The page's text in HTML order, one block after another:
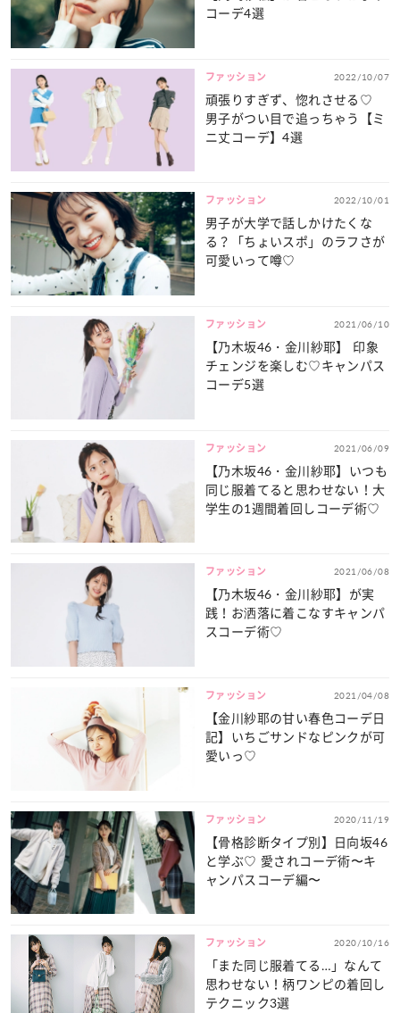
コーデ4選
ファッション 2022/10/07
頑張りすぎず、惚れさせる♡
男子がつい目で追っちゃう【ミ
ニ丈コーデ】4選
ファッション 2022/10/01
男子が大学で話しかけたくな
る？「ちょいスポ」のラフさが
可愛いって噂♡
ファッション 2021/06/10
【乃木坂46・金川紗耶】 印象
チェンジを楽しむ♡キャンパス
コーデ5選
ファッション 2021/06/09
【乃木坂46・金川紗耶】いつも
同じ服着てると思わせない！大
学生の1週間着回しコーデ術♡
ファッション 2021/06/08
【乃木坂46・金川紗耶】が実
践！お洒落に着こなすキャンパ
スコーデ術♡
ファッション 2021/04/08
【金川紗耶の甘い春色コーデ日
記】いちごサンドなピンクが可
愛いっ♡
ファッション 2020/11/19
【骨格診断タイプ別】日向坂46
と学ぶ♡ 愛されコーデ術〜キ
ャンパスコーデ編〜
ファッション 2020/10/16
「また同じ服着てる…」なんて
思わせない！柄ワンピの着回し
テクニック3選